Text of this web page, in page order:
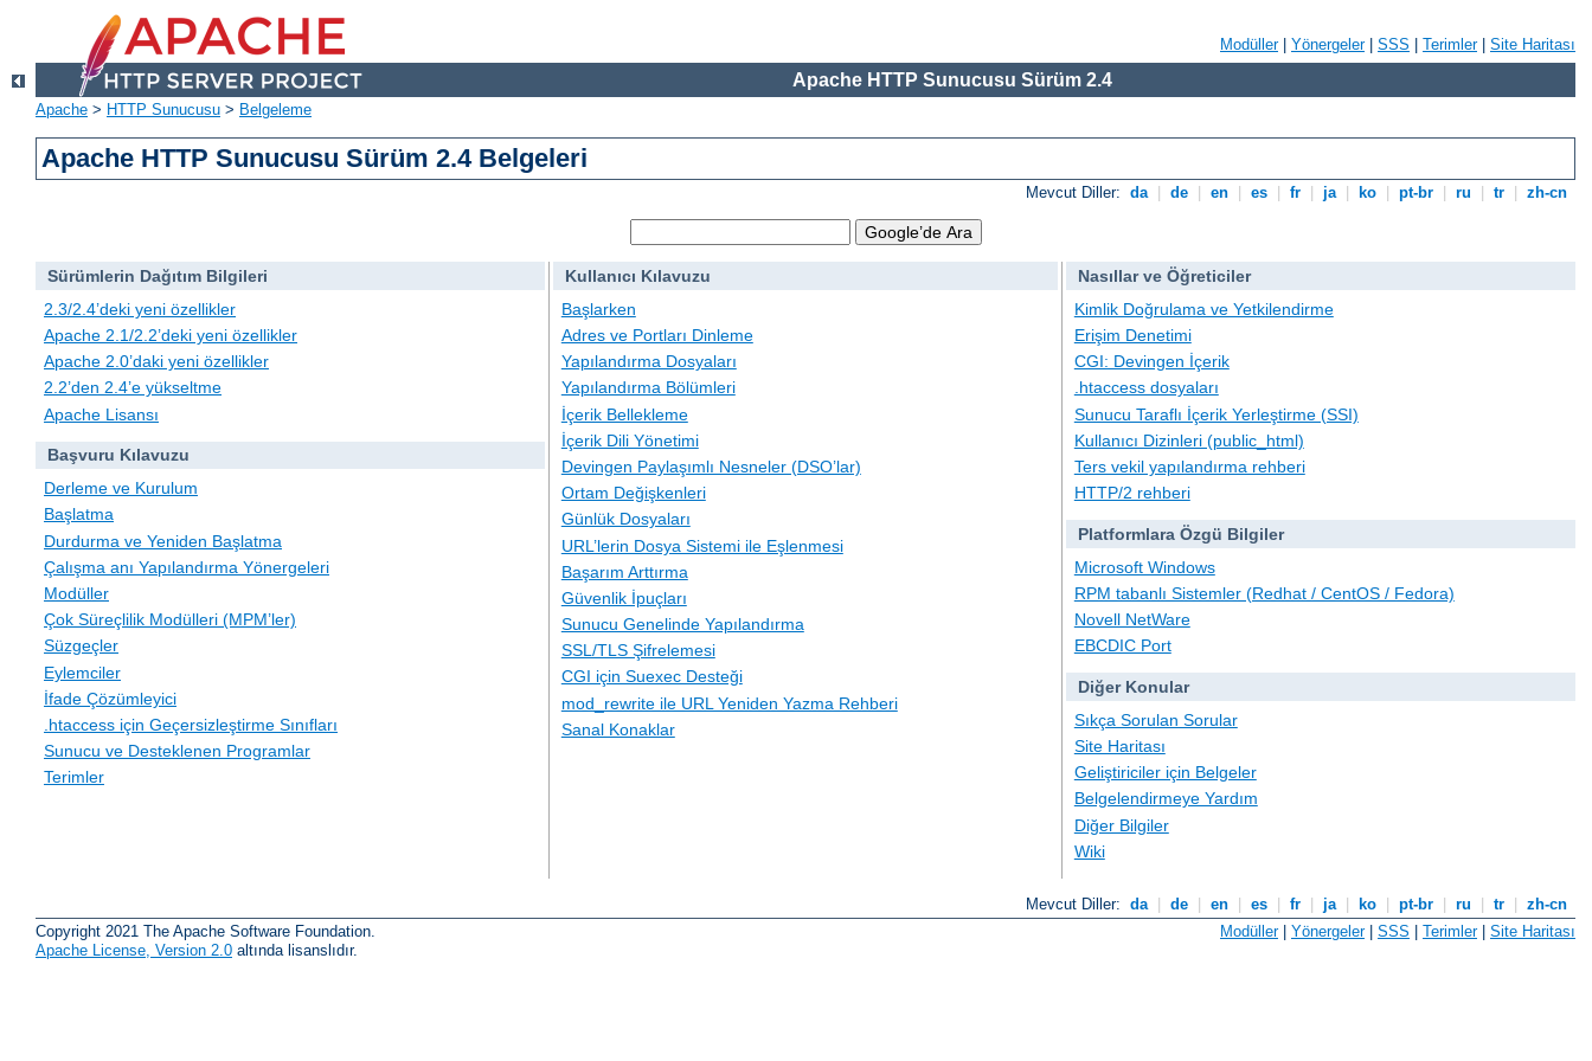
Modüller| Yönergeler| SSS Terimler| Site Haritası
Apache HTTP Sunucusu Sürüm 2.4
Apache > HTTP Sunucusu > Belgeleme
Apache HTTP Sunucusu Sürüm 2.4 Belgeleri
Mevcut Diller: da de en es fr ja ko pt-br ru tr zh-cn
Sürümlerin Dağıtım Bilgileri
2.3/2.4’deki yeni özellikler
Apache 2.1/2.2’deki yeni özellikler
Apache 2.0’daki yeni özellikler
2.2’den 2.4’e yükseltme
Apache Lisansı
Başvuru Kılavuzu
Derleme ve Kurulum
Başlatma
Durdurma ve Yeniden Başlatma
Çalışma anı Yapılandırma Yönergeleri
Modüller
Çok Süreçlilik Modülleri (MPM’ler)
Süzgeçler
Eylemciler
İfade Çözümleyici
.htaccess için Geçersizleştirme Sınıfları
Sunucu ve Desteklenen Programlar
Terimler
Kullanıcı Kılavuzu
Başlarken
Adres ve Portları Dinleme
Yapılandırma Dosyaları
Yapılandırma Bölümleri
İçerik Bellekleme
İçerik Dili Yönetimi
Devingen Paylaşımlı Nesneler (DSO’lar)
Ortam Değişkenleri
Günlük Dosyaları
URL’lerin Dosya Sistemi ile Eşlenmesi
Başarım Arttırma
Güvenlik İpuçları
Sunucu Genelinde Yapılandırma
SSL/TLS Şifrelemesi
CGI için Suexec Desteği
mod_rewrite ile URL Yeniden Yazma Rehberi
Sanal Konaklar
Nasıllar ve Öğreticiler
Kimlik Doğrulama ve Yetkilendirme
Erişim Denetimi
CGI: Devingen İçerik
.htaccess dosyaları
Sunucu Taraflı İçerik Yerleştirme (SSI)
Kullanıcı Dizinleri (public_html)
Ters vekil yapılandırma rehberi
HTTP/2 rehberi
Platformlara Özgü Bilgiler
Microsoft Windows
RPM tabanlı Sistemler (Redhat / CentOS / Fedora)
Novell NetWare
EBCDIC Port
Diğer Konular
Sıkça Sorulan Sorular
Site Haritası
Geliştiriciler için Belgeler
Belgelendirmeye Yardım
Diğer Bilgiler
Wiki
Mevcut Diller: da de en es fr ja ko pt-br ru tr
zh-cn
Copyright 2021 The Apache Software Foundation.
Apache License, Version 2.0 altında lisanslıdır.
Modüller| Yönergeler| SSS | Terimler| Site Haritası